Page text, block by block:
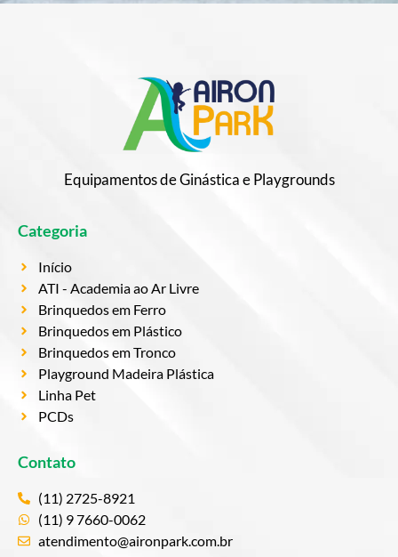
Equipamentos de Ginástica e Playgrounds
Categoria
Início
ATI - Academia ao Ar Livre
Brinquedos em Ferro
Brinquedos em Plástico
Brinquedos em Tronco
Playground Madeira Plástica
Linha Pet
PCDs
Contato
(11) 2725-8921
(11) 9 7660-0062
atendimento@aironpark.com.br